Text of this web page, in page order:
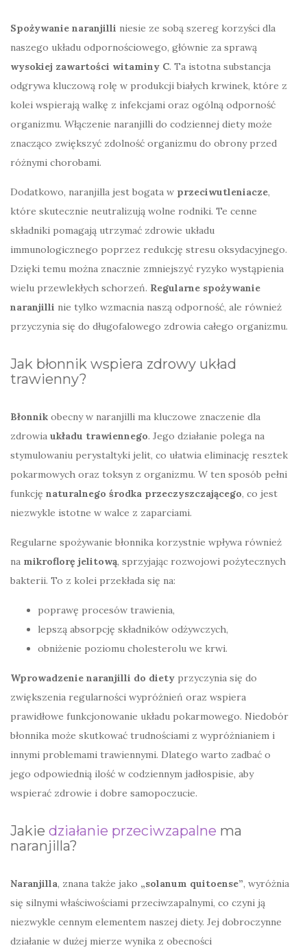
Spożywanie naranjilli niesie ze sobą szereg korzyści dla
naszego układu odpornościowego, głównie za sprawą
wysokiej zawartości witaminy C. Ta istotna substancja
odgrywa kluczową rolę w produkcji białych krwinek, które z
kolei wspierają walkę z infekcjami oraz ogólną odporność
organizmu. Włączenie naranjilli do codziennej diety może
znacząco zwiększyć zdolność organizmu do obrony przed
różnymi chorobami.
Dodatkowo, naranjilla jest bogata w przeciwutleniacze,
które skutecznie neutralizują wolne rodniki. Te cenne
składniki pomagają utrzymać zdrowie układu
immunologicznego poprzez redukcję stresu oksydacyjnego.
Dzięki temu można znacznie zmniejszyć ryzyko wystąpienia
wielu przewlekłych schorzeń. Regularne spożywanie
naranjilli nie tylko wzmacnia naszą odporność, ale również
przyczynia się do długofalowego zdrowia całego organizmu.
Jak błonnik wspiera zdrowy układ
trawienny?
Błonnik obecny w naranjilli ma kluczowe znaczenie dla
zdrowia układu trawiennego. Jego działanie polega na
stymulowaniu perystaltyki jelit, co ułatwia eliminację resztek
pokarmowych oraz toksyn z organizmu. W ten sposób pełni
funkcję naturalnego środka przeczyszczającego, co jest
niezwykle istotne w walce z zaparciami.
Regularne spożywanie błonnika korzystnie wpływa również
na mikroflorę jelitową, sprzyjając rozwojowi pożytecznych
bakterii. To z kolei przekłada się na:
poprawę procesów trawienia,
lepszą absorpcję składników odżywczych,
obniżenie poziomu cholesterolu we krwi.
Wprowadzenie naranjilli do diety przyczynia się do
zwiększenia regularności wypróżnień oraz wspiera
prawidłowe funkcjonowanie układu pokarmowego. Niedobór
błonnika może skutkować trudnościami z wypróżnianiem i
innymi problemami trawiennymi. Dlatego warto zadbać o
jego odpowiednią ilość w codziennym jadłospisie, aby
wspierać zdrowie i dobre samopoczucie.
Jakie działanie przeciwzapalne ma
naranjilla?
Naranjilla, znana także jako „solanum quitoense”, wyróżnia
się silnymi właściwościami przeciwzapalnymi, co czyni ją
niezwykle cennym elementem naszej diety. Jej dobroczynne
działanie w dużej mierze wynika z obecności